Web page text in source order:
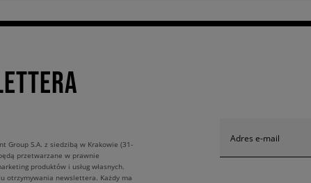
Adres e-mail
Group S.A. z siedzibą w Krakowie (31-
przetwarzane w prawnie
produktów i usług własnych.
otrzymywania newslettera. Każdy ma